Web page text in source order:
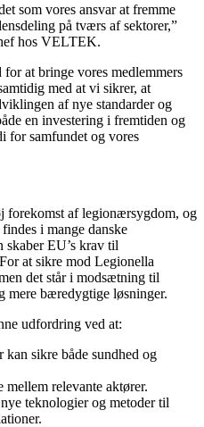
som vores ansvar at fremme
på tværs af sektorer,”
hos VELTEK.
at bringe vores medlemmers
med at vi sikrer, at
af nye standarder og
en investering i fremtiden og
for samfundet og vores
forekomst af legionærsygdom, og
i mange danske
skaber EU’s krav til
at sikre mod Legionella
det står i modsætning til
mere bæredygtige løsninger.
udfordring ved at:
kan sikre både sundhed og
mellem relevante aktører.
teknologier og metoder til